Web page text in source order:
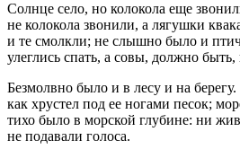
Солнце село, но колокола еще
не колокола звонили, а лягушки
и те смолкли; не слышно было и
улеглись спать, а совы, должно
Безмолвно было и в лесу и на
как хрустел под ее ногами песок;
тихо было в морской глубине: ни
не подавали голоса.